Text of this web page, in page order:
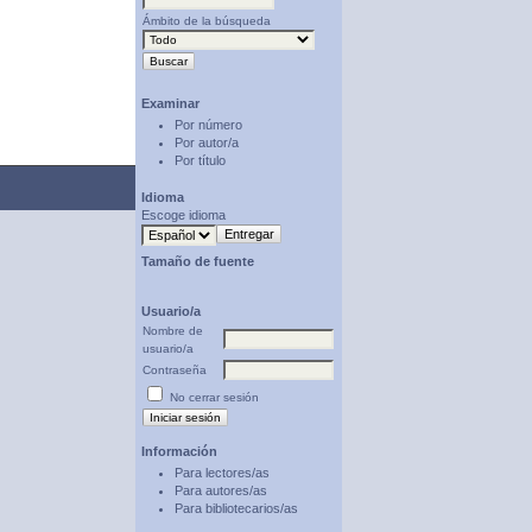
Ámbito de la búsqueda
Examinar
Por número
Por autor/a
Por título
Idioma
Escoge idioma
Tamaño de fuente
Usuario/a
Nombre de
usuario/a
Contraseña
No cerrar sesión
Información
Para lectores/as
Para autores/as
Para bibliotecarios/as